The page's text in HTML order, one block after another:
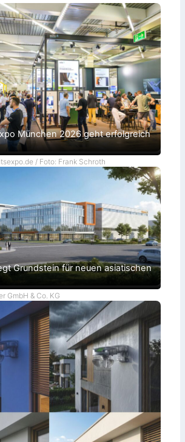
München 2026 geht erfolgreich
/ Foto: Frank Schroth
Grundstein für neuen asiatischen
GmbH & Co. KG